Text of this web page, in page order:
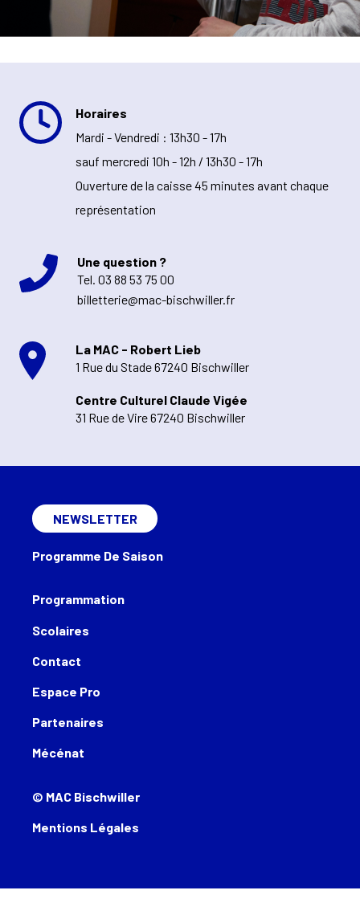
Horaires
Mardi - Vendredi : 13h30 - 17h
sauf mercredi 10h - 12h / 13h30 - 17h
Ouverture de la caisse 45 minutes avant chaque
représentation
Une question ?
Tel. 03 88 53 75 00
billetterie@mac-bischwiller.fr
La MAC - Robert Lieb
1 Rue du Stade 67240 Bischwiller
Centre Culturel Claude Vigée
31 Rue de Vire 67240 Bischwiller
Programmation
Scolaires
Contact
Espace Pro
Partenaires
Mécénat
NEWSLETTER
Programme De Saison
© MAC Bischwiller
Mentions Légales